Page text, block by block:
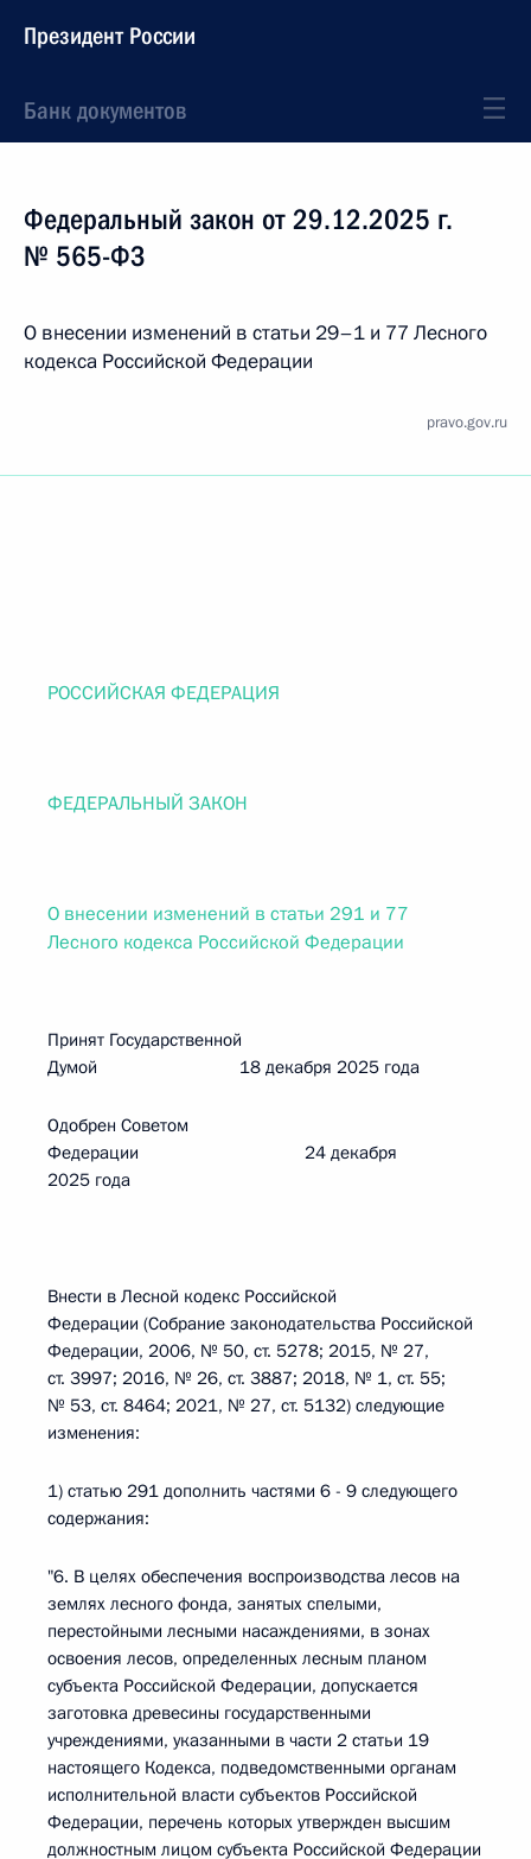
Президент России
Банк документов
Федеральный закон от 29.12.2025 г.
№ 565-ФЗ
О внесении изменений в статьи 29–1 и 77 Лесного
кодекса Российской Федерации
pravo.gov.ru
РОССИЙСКАЯ ФЕДЕРАЦИЯ
ФЕДЕРАЛЬНЫЙ ЗАКОН
О внесении изменений в статьи 291 и 77
Лесного кодекса Российской Федерации
Принят Государственной
Думой 18 декабря 2025 года
Одобрен Советом
Федерации 24 декабря
2025 года
Внести в Лесной кодекс Российской
Федерации (Собрание законодательства Российской
Федерации, 2006, № 50, ст. 5278; 2015, № 27,
ст. 3997; 2016, № 26, ст. 3887; 2018, № 1, ст. 55;
№ 53, ст. 8464; 2021, № 27, ст. 5132) следующие
изменения:
1) статью 291 дополнить частями 6 - 9 следующего
содержания:
"6. В целях обеспечения воспроизводства лесов на
землях лесного фонда, занятых спелыми,
перестойными лесными насаждениями, в зонах
освоения лесов, определенных лесным планом
субъекта Российской Федерации, допускается
заготовка древесины государственными
учреждениями, указанными в части 2 статьи 19
настоящего Кодекса, подведомственными органам
исполнительной власти субъектов Российской
Федерации, перечень которых утвержден высшим
должностным лицом субъекта Российской Федерации